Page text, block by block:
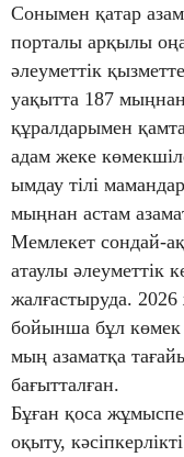
Сонымен қатар
порталы арқылы
әлеуметтік
уақытта 187
құралдарымен
адам жеке
ымдау тілі
мыңнан астам
Мемлекет сондай-
атаулы әлеуметтік
жалғастыруда.
бойынша бұл көмек
мың азаматқа
бағытталған.
Бұған қоса
оқыту,